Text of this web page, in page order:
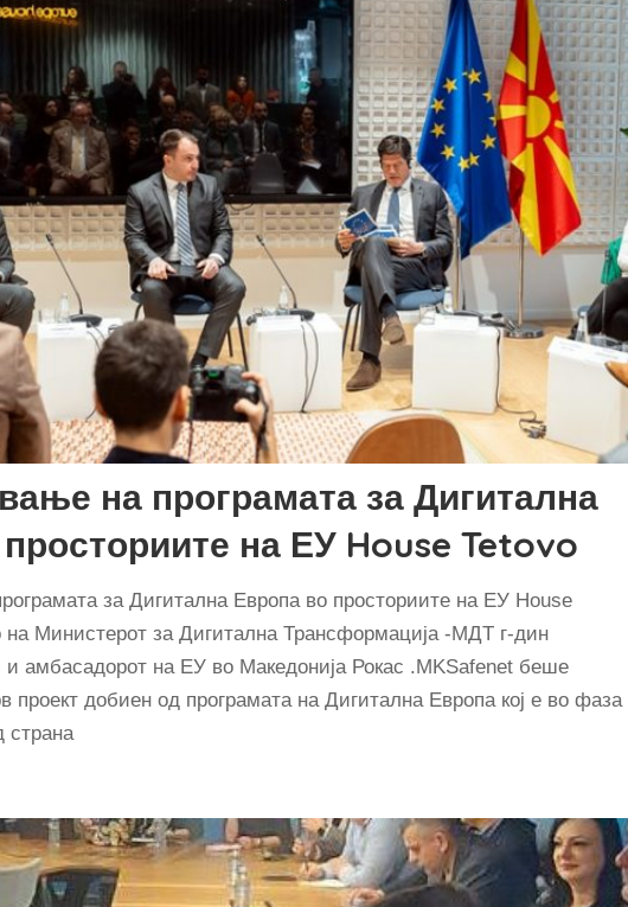
на програмата за Дигитална
на ЕУ House Tetovo
за Дигитална Европа во просториите на ЕУ House
на Министерот за Дигитална Трансформација -МДТ г-дин
амбасадорот на ЕУ во Македонија Рокас .МKSafenet беше
проект добиен од програмата на Дигитална Европа кој е во фаза
страна